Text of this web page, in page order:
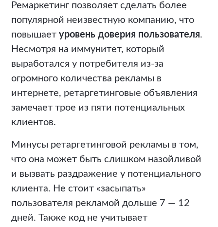
Ремаркетинг позволяет сделать более
популярной неизвестную компанию, что
повышает уровень доверия пользователя.
Несмотря на иммунитет, который
выработался у потребителя из-за
огромного количества рекламы в
интернете, ретаргетинговые объявления
замечает трое из пяти потенциальных
клиентов.
Минусы ретаргетинговой рекламы в том,
что она может быть слишком назойливой
и вызвать раздражение у потенциального
клиента. Не стоит «засыпать»
пользователя рекламой дольше 7 — 12
дней. Также код не учитывает